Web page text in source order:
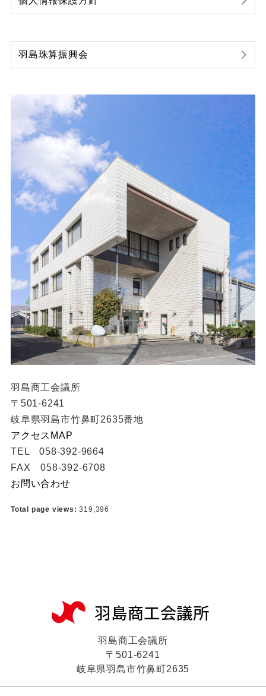
羽島珠算振興会
羽島商工会議所
〒501-6241
岐阜県羽島市竹鼻町2635番地
アクセスMAP
TEL 058-392-9664
FAX 058-392-6708
お問い合わせ
Total page views:319,396
羽島商工会議所
〒501-6241
岐阜県羽島市竹鼻町2635